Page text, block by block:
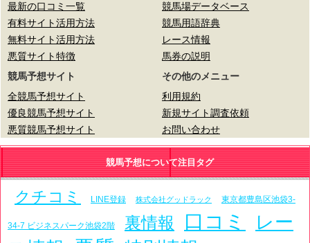
最新の口コミ一覧
有料サイト活用方法
無料サイト活用方法
悪質サイト特徴
競馬場データベース
競馬用語辞典
レース情報
馬券の説明
競馬予想サイト
全競馬予想サイト
優良競馬予想サイト
悪質競馬予想サイト
その他のメニュー
利用規約
新規サイト調査依頼
お問い合わせ
競馬予想について注目タグ
クチコミ LINE登録 株式会社グッドラック 東京都豊島区池袋3-
34-7 ビジネスパーク池袋2階 裏情報 口コミ
レー